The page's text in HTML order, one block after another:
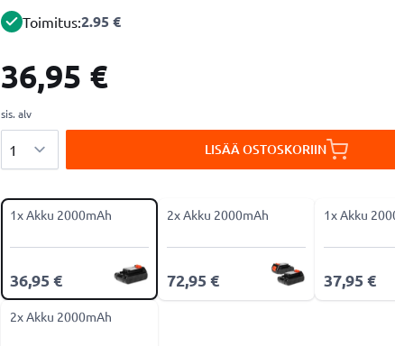
Toimitus:2.95 €
36,95 €
sis. alv
LISÄÄ OSTOSKORIIN
1x Akku 2000mAh
36,95 €
2x Akku 2000mAh
72,95 €
1x Akku
37,95 €
2x Akku 2000mAh